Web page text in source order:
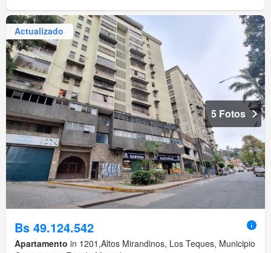
Actualizado
5 Fotos
Bs 49.124.542
Apartamento in 1201,Altos Mirandinos, Los Teques, Municipio